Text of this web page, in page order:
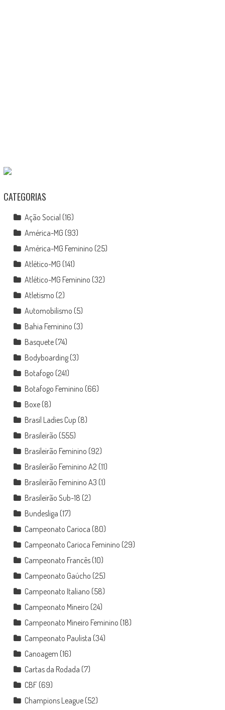
CATEGORIAS
Ação Social (16)
América-MG (93)
América-MG Feminino (25)
Atlético-MG (141)
Atlético-MG Feminino (32)
Atletismo (2)
Automobilismo (5)
Bahia Feminino (3)
Basquete(74)
Bodyboarding(3)
Botafogo (241)
Botafogo Feminino (66)
Boxe(8)
Brasil Ladies Cup (8)
Brasileirão (555)
Brasileirão Feminino (92)
Brasileirão Feminino A2 (11)
Brasileirão Feminino A3 (1)
Brasileirão Sub-18 (2)
Bundesliga (17)
Campeonato Carioca (80)
Campeonato Carioca Feminino (29)
Campeonato Francês(10)
Campeonato Gaúcho (25)
Campeonato Italiano (58)
Campeonato Mineiro (24)
Campeonato Mineiro Feminino (18)
Campeonato Paulista (34)
Canoagem (16)
Cartas da Rodada (7)
CBF(69)
Champions League(52)